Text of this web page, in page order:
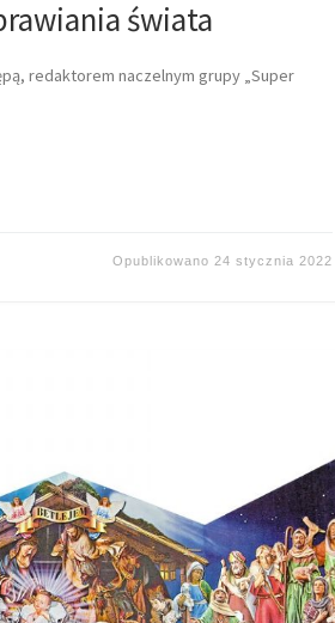
świata
redaktorem naczelnym grupy „Super
Opublikowano 24 stycznia 2022